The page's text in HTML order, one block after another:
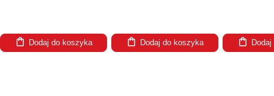
do koszyka Dodaj do koszyka Dodaj do